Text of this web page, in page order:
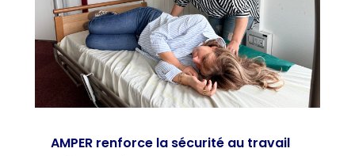
AMPER renforce la sécurité au travail